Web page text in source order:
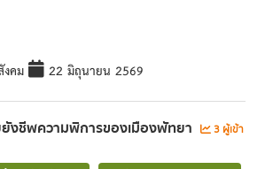
คม 22 มิถุนายน 2569
งชีพความพิการของเมืองพัทยา
3 ผู้เข้า